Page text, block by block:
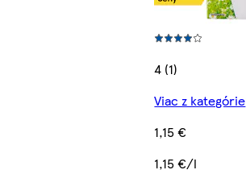
4 (1)
Viac z kategórie
1,15 €
1,15 €/l